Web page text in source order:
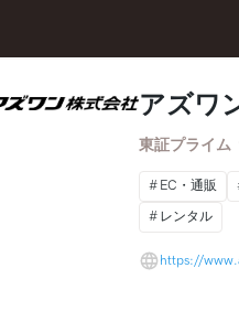
アズワ
東証プライム
EC・通販
レンタル
https://